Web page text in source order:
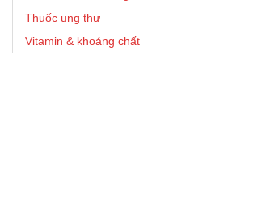
Thuốc ung thư
Vitamin & khoáng chất